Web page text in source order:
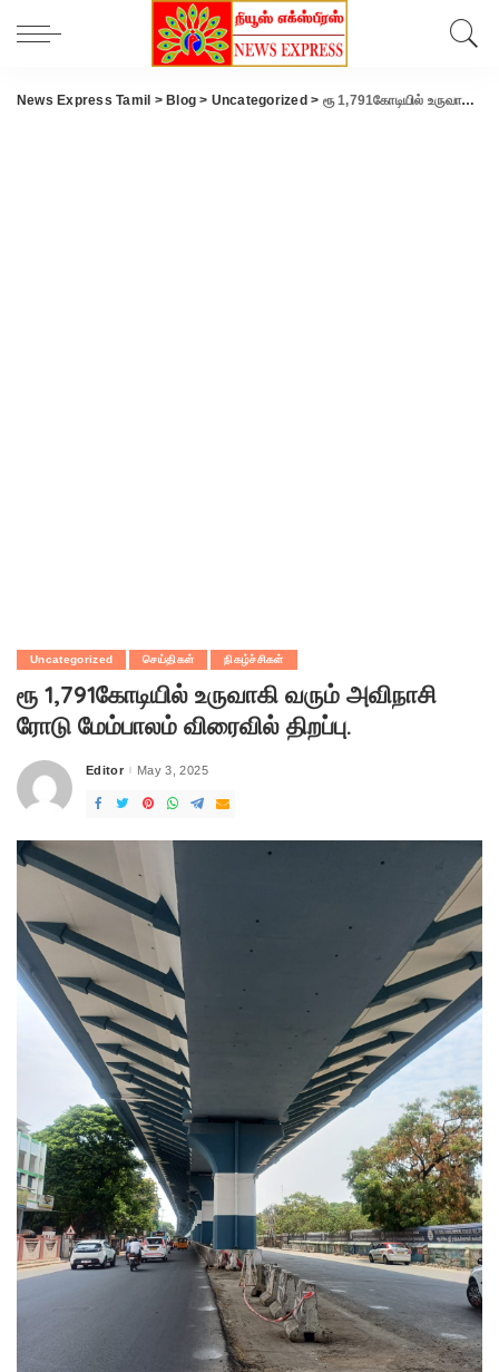
News Express Tamil > Blog > Uncategorized > ரூ 1,791கோடியில் உருவாகி வரும் அவிநாசி ரோடு மேம்பாலம் விரைவில் திறப்பு.
Uncategorized செய்திகள் நிகழ்ச்சிகள்
ரூ 1,791கோடியில் உருவாகி வரும் அவிநாசி
ரோடு மேம்பாலம் விரைவில் திறப்பு.
Posted
Editor May 3, 2025